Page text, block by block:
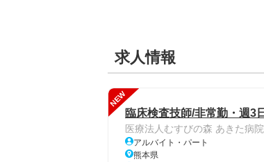
求人情報
NEW
臨床検査技師/非常勤・週3
医療法人むすびの森 あきた病院
アルバイト・パート
熊本県